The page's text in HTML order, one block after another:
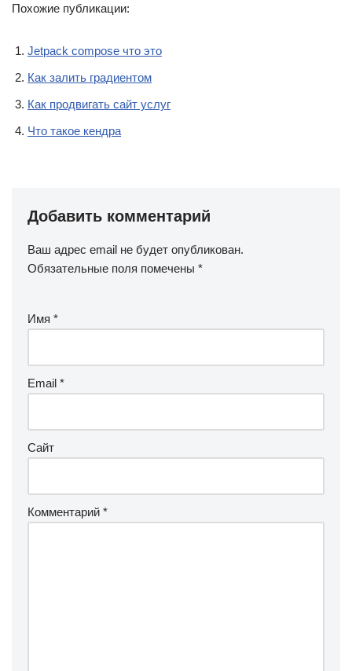
Похожие публикации:
Jetpack compose что это
Как залить градиентом
Как продвигать сайт услуг
Что такое кендра
Добавить комментарий
Ваш адрес email не будет опубликован.
Обязательные поля помечены *
Имя *
Email *
Сайт
Комментарий *